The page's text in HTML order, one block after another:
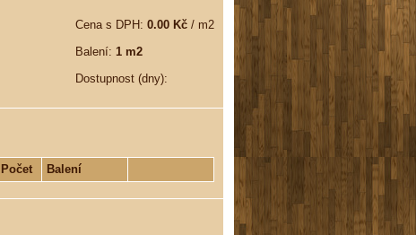
Cena s DPH: 0.00 Kč / m2
Balení: 1 m2
Dostupnost (dny):
Počet Balení